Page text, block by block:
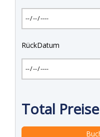
RückDatum
Total Preise